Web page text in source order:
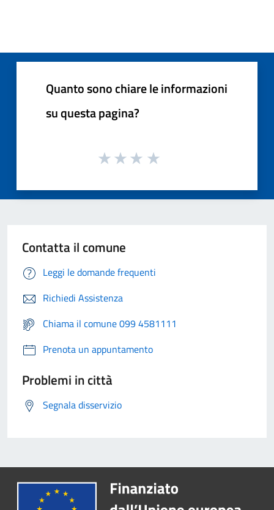
Quanto sono chiare le informazioni
su questa pagina?
Contatta il comune
Leggi le domande frequenti
Richiedi Assistenza
Chiama il comune 099 4581111
Prenota un appuntamento
Problemi in città
Segnala disservizio